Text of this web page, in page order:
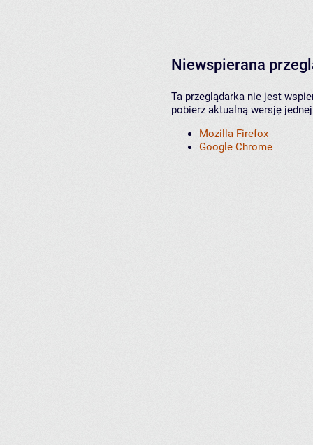
Niewspierana
Ta przeglądarka nie jest
pobierz aktualną wersję
Mozilla Firefox
Google Chrome